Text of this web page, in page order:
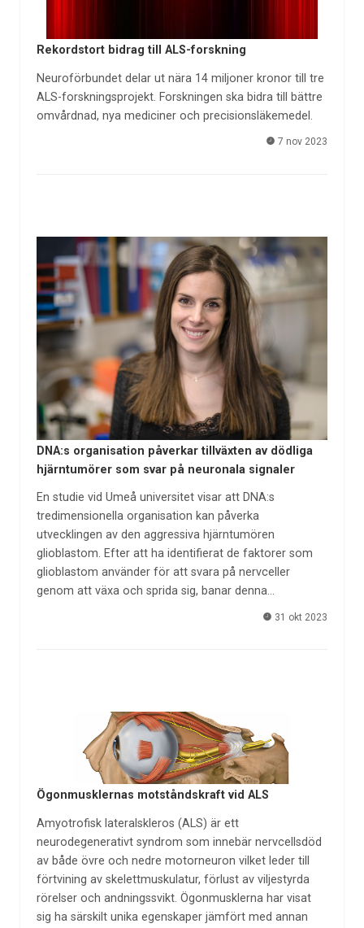
Rekordstort bidrag till ALS-forskning
Neuroförbundet delar ut nära 14 miljoner kronor till tre
ALS-forskningsprojekt. Forskningen ska bidra till bättre
omvårdnad, nya mediciner och precisionsläkemedel.
7 nov 2023
DNA:s organisation påverkar tillväxten av dödliga
hjärntumörer som svar på neuronala signaler
En studie vid Umeå universitet visar att DNA:s
tredimensionella organisation kan påverka
utvecklingen av den aggressiva hjärntumören
glioblastom. Efter att ha identifierat de faktorer som
glioblastom använder för att svara på nervceller
genom att växa och sprida sig, banar denna…
31 okt 2023
Ögonmusklernas motståndskraft vid ALS
Amyotrofisk lateralskleros (ALS) är ett
neurodegenerativt syndrom som innebär nervcellsdöd
av både övre och nedre motorneuron vilket leder till
förtvining av skelettmuskulatur, förlust av viljestyrda
rörelser och andningssvikt. Ögonmusklerna har visat
sig ha särskilt unika egenskaper jämfört med annan